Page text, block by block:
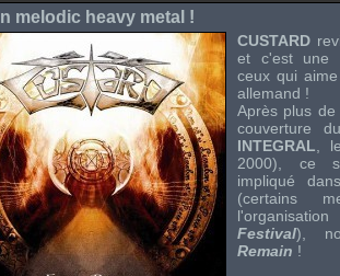
melodic heavy metal !
CUSTARD
et c'est une
ceux qui
allemand !
Après plus
couverture
INTEGRAL ,
2000), ce
impliqué
(certains
Festival),
Remain !